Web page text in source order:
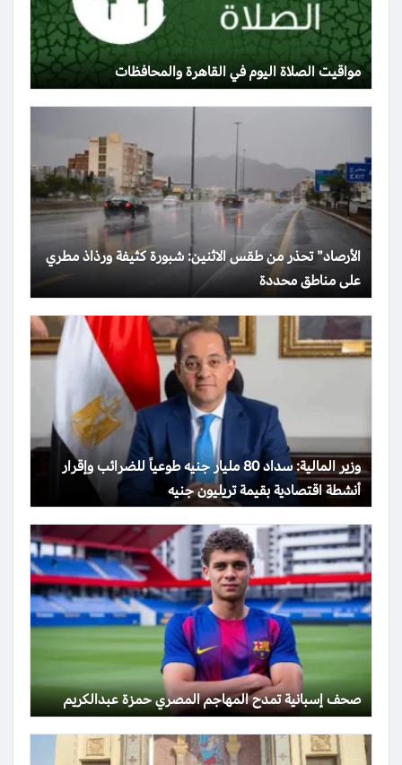
مواقيت الصلاة اليوم في القاهرة والمحافظات
الأرصاد” تحذر من طقس الاثنين: شبورة كثيفة ورذاذ مطري
على مناطق محددة
وزير المالية: سداد 80 مليار جنيه طوعياً للضرائب وإقرار
أنشطة اقتصادية بقيمة تريليون جنيه
صحف إسبانية تمدح المهاجم المصري حمزة عبدالكريم